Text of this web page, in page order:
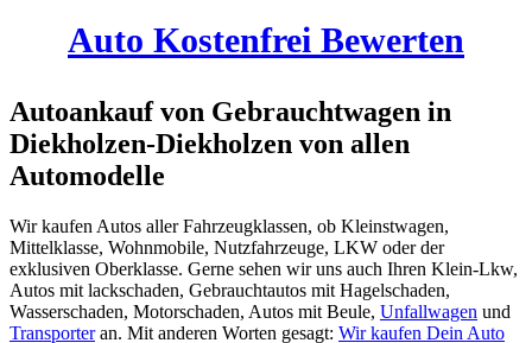
Auto Kostenfrei Bewerten
Autoankauf von Gebrauchtwagen in
Diekholzen-Diekholzen von allen
Automodelle
Wir kaufen Autos aller Fahrzeugklassen, ob Kleinstwagen,
Mittelklasse, Wohnmobile, Nutzfahrzeuge, LKW oder der
exklusiven Oberklasse. Gerne sehen wir uns auch Ihren Klein-Lkw,
Autos mit lackschaden, Gebrauchtautos mit Hagelschaden,
Wasserschaden, Motorschaden, Autos mit Beule, Unfallwagen und
Transporteran. Mit anderen Worten gesagt: Wir kaufen Dein Auto